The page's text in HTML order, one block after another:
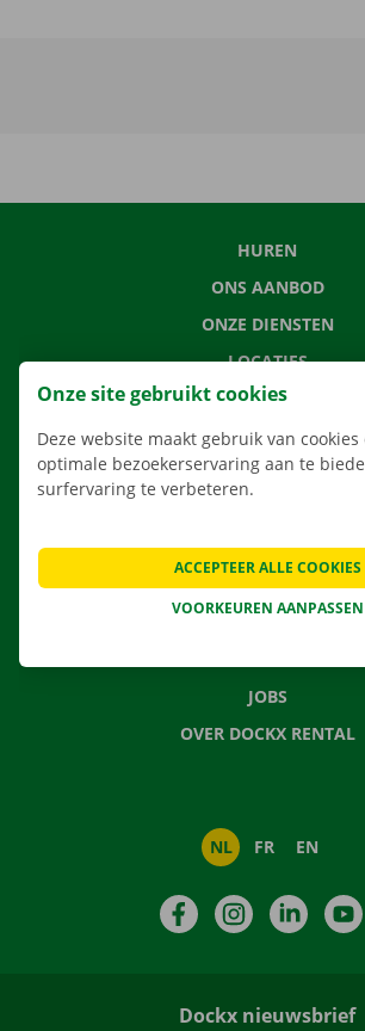
HUREN
ONS AANBOD
ONZE DIENSTEN
LOCATIES
APP
VERHUISOPLOSSINGEN
CONTACTEER ONS
VEELGESTELDE VRAGEN
JOBS
OVER DOCKX RENTAL
NL FR EN
FacebookInstagramLinkedIn
Dockx nieuwsbrief
Onze site gebruikt cookies
Deze website maakt gebruik van
optimale bezoekerservaring aan te
surfervaring te verbeteren.
VOORKEUREN AANPASSEN
ACCEPTEER ALLE COOKIES